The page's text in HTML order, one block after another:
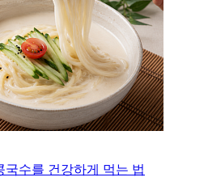
국수를 건강하게 먹는 법